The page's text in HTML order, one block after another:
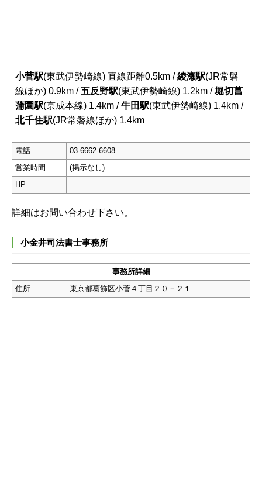
小菅駅(東武伊勢崎線) 直線距離0.5km /綾瀬駅(JR常磐
線ほか) 0.9km / 五反野駅(東武伊勢崎線) 1.2km /堀切菖
蒲園駅(京成本線) 1.4km /牛田駅(東武伊勢崎線) 1.4km /
北千住駅(JR常磐線ほか) 1.4km
電話
03-6662-6608
営業時間
(掲示なし)
HP
詳細はお問い合わせ下さい。
小金井司法書士事務所
事務所詳細
住所
東京都葛飾区小菅４丁目２０－２１